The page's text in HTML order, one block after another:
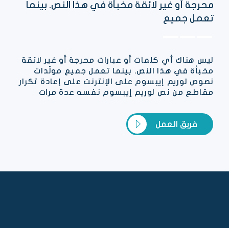
محرجة أو غير لائقة مخبأة في هذا النص. بينما
تعمل جميع
ليس هناك أي كلمات أو عبارات محرجة أو غير لائقة
مخبأة في هذا النص. بينما تعمل جميع مولّدات
نصوص لوريم إيبسوم على الإنترنت على إعادة تكرار
مقاطع من نص لوريم إيبسوم نفسه عدة مرات
فريق العمل